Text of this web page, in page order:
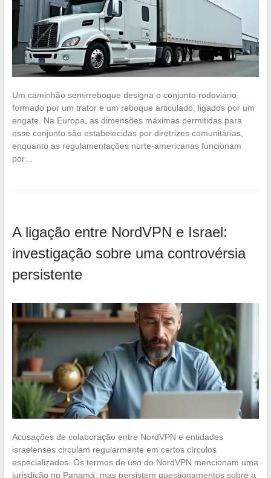
Um caminhão semirreboque designa o conjunto rodoviário
formado por um trator e um reboque articulado, ligados por um
engate. Na Europa, as dimensões máximas permitidas para
esse conjunto são estabelecidas por diretrizes comunitárias,
enquanto as regulamentações norte-americanas funcionam
por…
A ligação entre NordVPN e Israel:
investigação sobre uma controvérsia
persistente
Acusações de colaboração entre NordVPN e entidades
israelenses circulam regularmente em certos círculos
especializados. Os termos de uso do NordVPN mencionam uma
jurisdição no Panamá, mas persistem questionamentos sobre a